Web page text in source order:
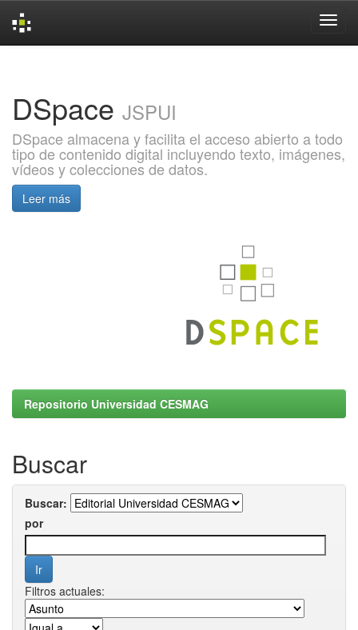
DSpace JSPUI
DSpace almacena y facilita el acceso abierto a todo
tipo de contenido digital incluyendo texto, imágenes,
vídeos y colecciones de datos.
Leer más
Repositorio Universidad CESMAG
Buscar
Buscar:
por
Filtros actuales: